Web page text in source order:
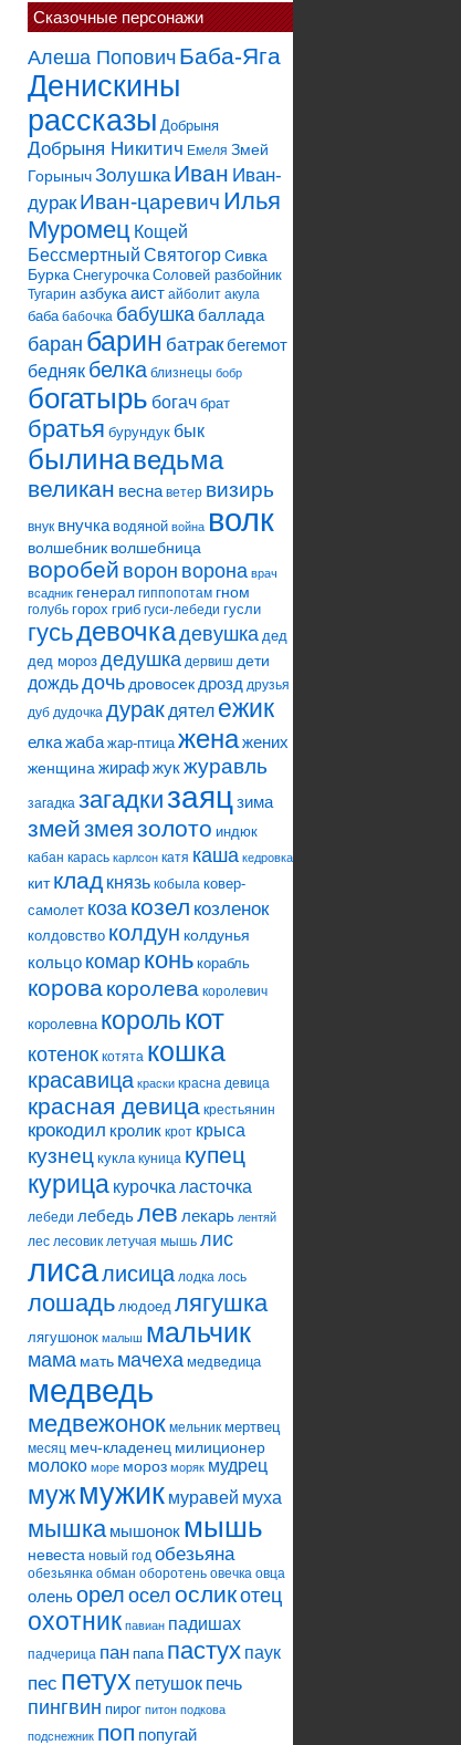
Сказочные персонажи
Алеша Попович Баба-Яга
Денискины
рассказы Добрыня
Добрыня Никитич Емеля Змей
ГорынычЗолушка Иван Иван-
дурак Иван-царевич Илья
Муромец Кощей
Бессмертный СвятогорСивка
Бурка Снегурочка Соловей разбойник
Тугарин азбука аист айболит акула
баба бабочка бабушкабаллада
баран барин батракбегемот
бедняк белка близнецы бобр
богатырь богач брат
братья бурундук бык
былинаведьма
великан весна ветер визирь
внук внучка водяной война волк
волшебник волшебница
воробей ворон ворона врач
всадник генерал гиппопотам гном
голубь горох гриб гуси-лебеди гусли
гусьдевочкадевушка дед
дед мороз дедушка дервиш дети
дождьдочь дровосек дрозд друзья
дуб дудочка дурак дятел ежик
елкажаба жар-птица женажених
женщина жирафжукжуравль
загадка загадкизаяцзима
змейзмеязолото индюк
кабан карась карлсон катя каша кедровка
кит клад князь кобыла ковер-
самолет козакозел козленок
колдовство колдун колдунья
кольцо комар конь корабль
коровакоролева королевич
королевна королькот
котенок котята кошка
красавица краски красна девица
красная девица крестьянин
крокодил кролик крот крыса
кузнец кукла куница купец
курица курочка ласточка
лебеди лебедьлев лекарь лентяй
лес лесовик летучая мышь лис
лисалисица лодка лось
лошадь людоед лягушка
лягушонок малыш мальчик
мама мать мачеха медведица
медведь
медвежонок мельник мертвец
месяц меч-кладенец милиционер
молоко море мороз моряк мудрец
мужмужик муравей муха
мышка мышонок мышь
невеста новый год обезьяна
обезьянка обман оборотень овечка овца
оленьорелоселосликотец
охотник павиан падишах
падчерица пан папа пастух паук
пес петух петушок печь
пингвин пирог питон подкова
подснежник поп попугай